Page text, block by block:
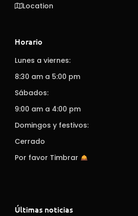
Location
Horario
Lunes a viernes:
8:30 am a 5:00 pm
Sábados:
9:00 am a 4:00 pm
Domingos y festivos:
Cerrado
Por favor Timbrar
Últimas noticias